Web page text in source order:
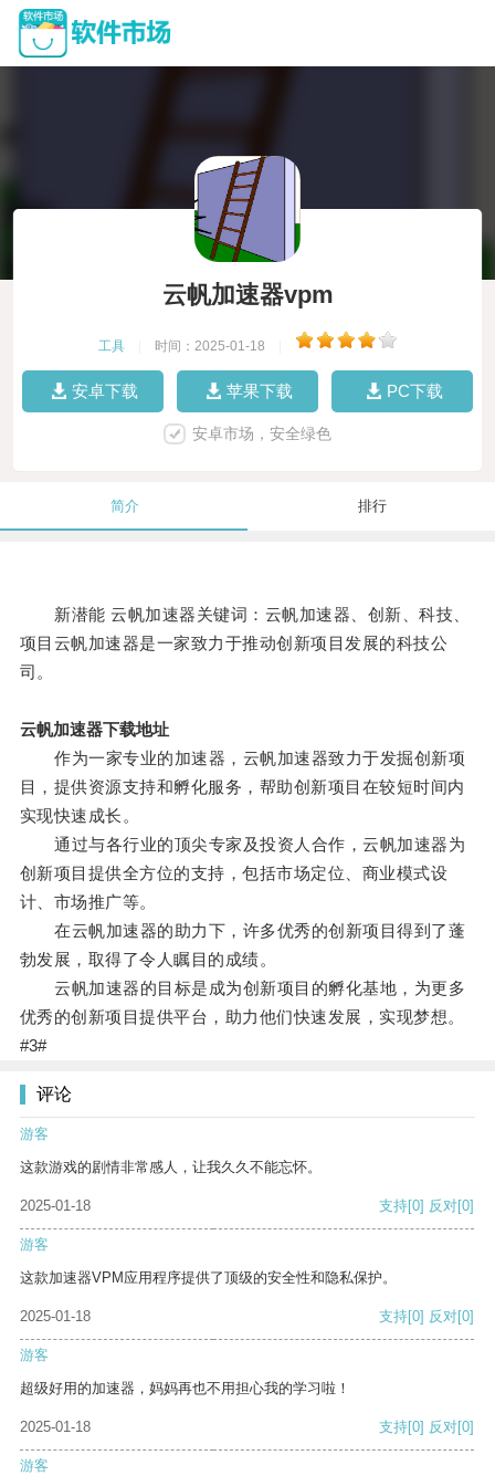
云帆加速器vpm
工具 时间：2025-01-18
安卓下载 苹果下载 PC下载
安卓市场，安全绿色
简介 排行
新潜能 云帆加速器关键词：云帆加速器、创新、科技、
项目云帆加速器是一家致力于推动创新项目发展的科技公
司。
云帆加速器下载地址
作为一家专业的加速器，云帆加速器致力于发掘创新项
目，提供资源支持和孵化服务，帮助创新项目在较短时间内
实现快速成长。
通过与各行业的顶尖专家及投资人合作，云帆加速器为
创新项目提供全方位的支持，包括市场定位、商业模式设
计、市场推广等。
在云帆加速器的助力下，许多优秀的创新项目得到了蓬
勃发展，取得了令人瞩目的成绩。
云帆加速器的目标是成为创新项目的孵化基地，为更多
优秀的创新项目提供平台，助力他们快速发展，实现梦想。
#3#
评论
游客
这款游戏的剧情非常感人，让我久久不能忘怀。
2025-01-18 支持[0] 反对[0]
游客
这款加速器VPM应用程序提供了顶级的安全性和隐私保护。
2025-01-18 支持[0] 反对[0]
游客
超级好用的加速器，妈妈再也不用担心我的学习啦！
2025-01-18 支持[0] 反对[0]
游客